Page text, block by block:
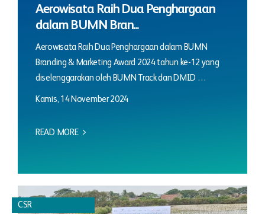
Aerowisata Raih Dua Penghargaan
dalam BUMN Bran...
Aerowisata Raih Dua Penghargaan dalam BUMN
Branding & Marketing Award 2024 tahun ke-12 yang
diselenggarakan oleh BUMN Track dan DMID …
Kamis, 14 November 2024
READ MORE
CSR